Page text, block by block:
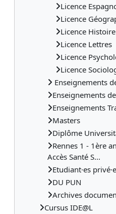
Licence
Licence
Licence Histoire
Licence Lettres
Licence
Licence
Enseignements
Enseignements
Enseignements
Masters
Diplôme
Rennes 1 - 1ère
Accès Santé S...
Etudiant·es
DU PUN
Archives
Cursus IDE@L